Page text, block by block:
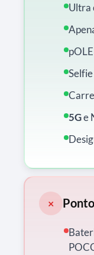
Ultra
Selfie
5Ge
×